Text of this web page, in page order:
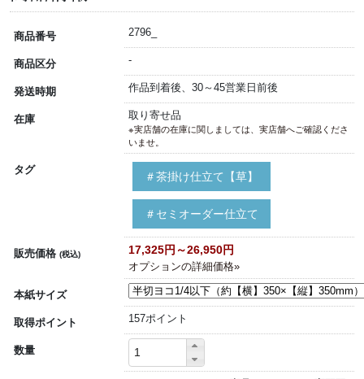
商品番号 2796_
商品区分 -
発送時期 作品到着後、30～45営業日前後
在庫 取り寄せ品
※実店舗の在庫に関しましては、実店舗へご確認くださ
いませ。
タグ
＃茶掛け仕立て【草】
＃セミオーダー仕立て
販売価格 (税込) 17,325円～26,950円
オプションの詳細価格»
本紙サイズ
取得ポイント 157ポイント
数量